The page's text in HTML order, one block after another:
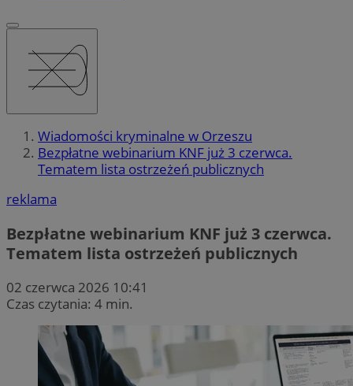
Wiadomości kryminalne w Orzeszu
Bezpłatne webinarium KNF już 3 czerwca.
Tematem lista ostrzeżeń publicznych
reklama
Bezpłatne webinarium KNF już 3 czerwca.
Tematem lista ostrzeżeń publicznych
02 czerwca 2026 10:41
Czas czytania: 4 min.